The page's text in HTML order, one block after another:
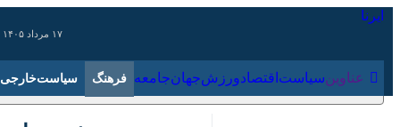
عناوین‌ سیاست اقتصاد ورزش جهان جامعه فرهنگ